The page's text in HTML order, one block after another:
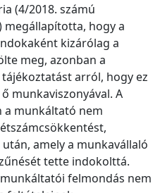
(4/2018. számú
megállapította, hogy a
kizárólag a
meg, azonban a
arról, hogy ez
munkaviszonyával. A
a munkáltató nem
amely a munkavállaló
tette indokolttá.
felmondás nem